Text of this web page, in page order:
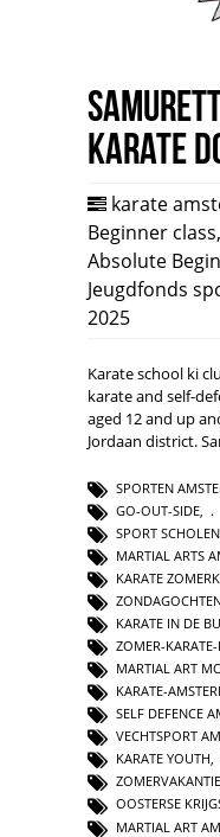
Karate
karate
Beginner class,
Absolute
Jeugdfonds
2025
Karate school ki
karate and self-
aged 12 and up
Jordaan district.
SPORTEN
GO-OUT-SIDE
SPORT
MARTIAL ARTS
KARATE
KARATE IN DE
ZOMER-KARATE-
MARTIAL ART
KARATE-
SELF DEFENCE
VECHTSPORT
KARATE YOUTH,
OOSTERSE
MARTIAL ART